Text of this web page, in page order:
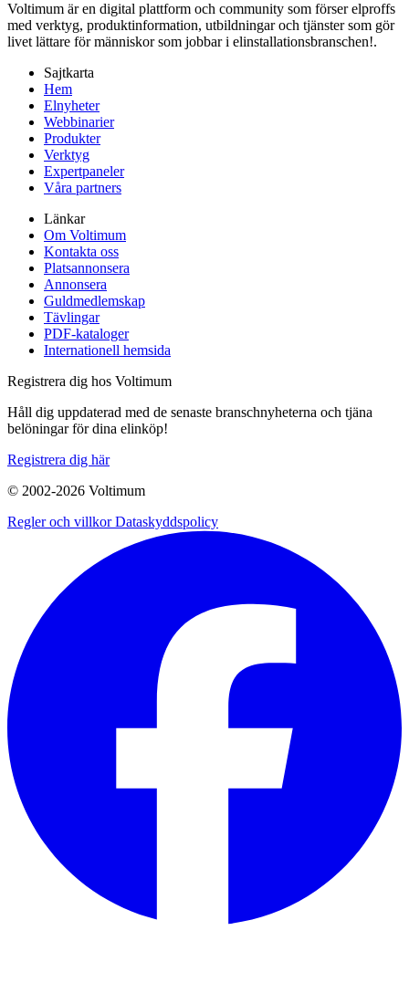
Voltimum är en digital plattform och community som förser elproffs
med verktyg, produktinformation, utbildningar och tjänster som gör
livet lättare för människor som jobbar i elinstallationsbranschen!.
Sajtkarta
Hem
Elnyheter
Webbinarier
Produkter
Verktyg
Expertpaneler
Våra partners
Länkar
Om Voltimum
Kontakta oss
Platsannonsera
Annonsera
Guldmedlemskap
Tävlingar
PDF-kataloger
Internationell hemsida
Registrera dig hos Voltimum
Håll dig uppdaterad med de senaste branschnyheterna och tjäna
belöningar för dina elinköp!
Registrera dig här
© 2002-2026 Voltimum
Regler och villkorDataskyddspolicy